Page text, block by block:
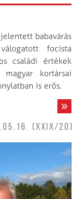
babavárás
focista
családi értékek
kortársai
is erős.
(XXIX/20)